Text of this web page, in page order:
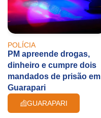
POLÍCIA
PM apreende drogas,
dinheiro e cumpre dois
mandados de prisão em
Guarapari
GUARAPARI